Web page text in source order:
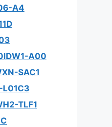
A4
A00
SAC1
L01C3
TLF1